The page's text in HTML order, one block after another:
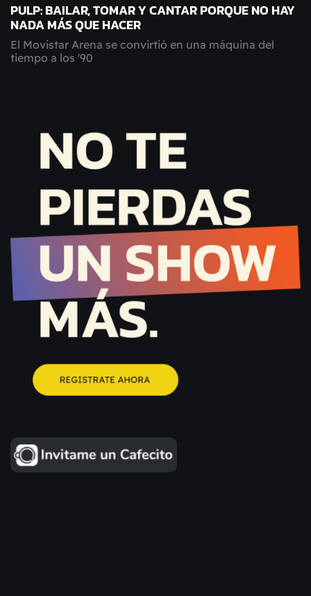
PULP: BAILAR, TOMAR Y CANTAR PORQUE NO HAY
NADA MÁS QUE HACER
El Movistar Arena se convirtió en una máquina del
tiempo a los '90